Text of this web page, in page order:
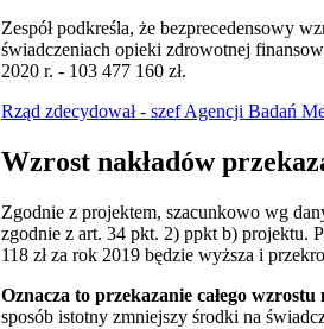
Zespół podkreśla, że bezprecedensowy
świadczeniach opieki zdrowotnej
2020 r. - 103 477 160 zł.
Rząd zdecydował - szef Agencji Badań
Wzrost nakładów
Zgodnie z projektem, szacunkowo wg
zgodnie z art. 34 pkt. 2) ppkt b) projektu.
118 zł za rok 2019 będzie wyższa i
Oznacza to przekazanie całego
sposób istotny zmniejszy środki na